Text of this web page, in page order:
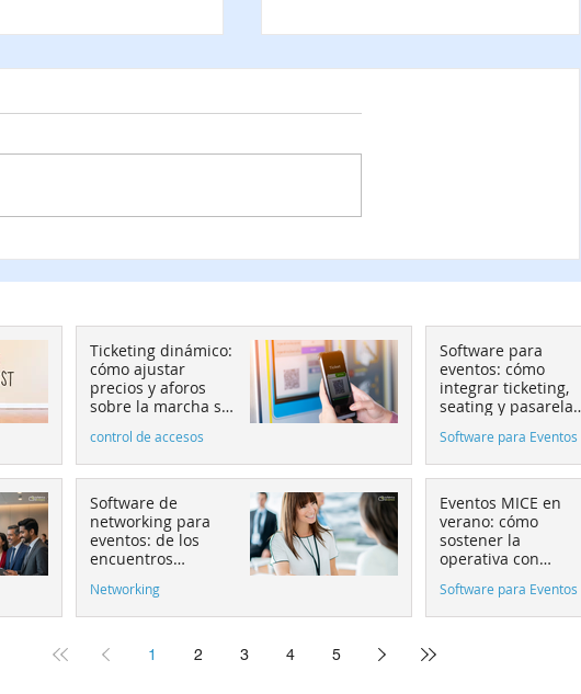
y aforos
cómo integrar ticketing,
aumenta la conversión
Ticketing dinámico:
cómo ajustar
precios y aforos
sobre la marcha sin
control de accesos
Software para
eventos: cómo
integrar ticketing,
seating y pasarela
conversión
Software para Eventos
Software de
networking para
eventos: de los
encuentros
matchmaking
estratégico
Networking
Eventos MICE en
verano: cómo
sostener la
operativa con
Software para Eventos
1 2 3 4 5